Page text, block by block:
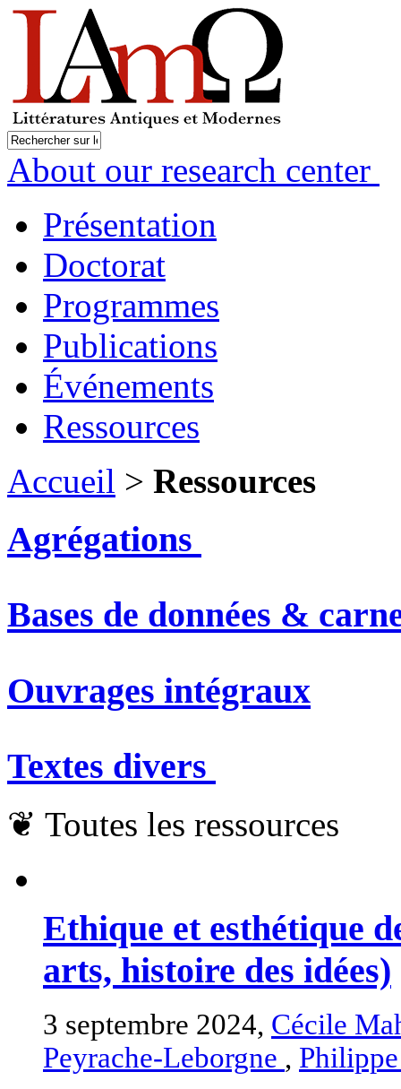
About our research center
Présentation
Doctorat
Programmes
Publications
Événements
Ressources
Accueil > Ressources
Agrégations
Bases de données &
Ouvrages intégraux
Textes divers
❦ Toutes les ressources
Ethique et esthétique
arts, histoire des idées)
3 septembre 2024, Cécile
Peyrache-Leborgne ,